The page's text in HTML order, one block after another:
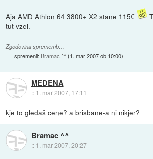
Aja AMD Athlon 64 3800+ X2 stane 115€
tut vzel.
Zgodovina sprememb…
spremenil: Bramac ^^(1. mar 2007 ob 10:00)
MEDENA
:: 1. mar 2007, 17:11
kje to gledaš cene? a brisbane-a ni nikjer?
Bramac ^^
:: 1. mar 2007, 20:27